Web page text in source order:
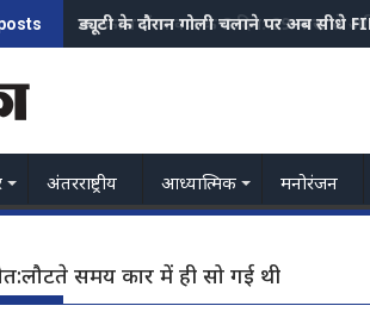
महाकाल में श्रावण के 8 दिन: 29 लाख से
अंतरराष्ट्रीय आध्यात्मिक मनोरंजन
समय कार में ही सो गई थी